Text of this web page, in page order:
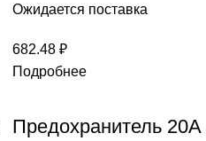
Ожидается поставка
682.48 ₽
Подробнее
Предохранитель 20А